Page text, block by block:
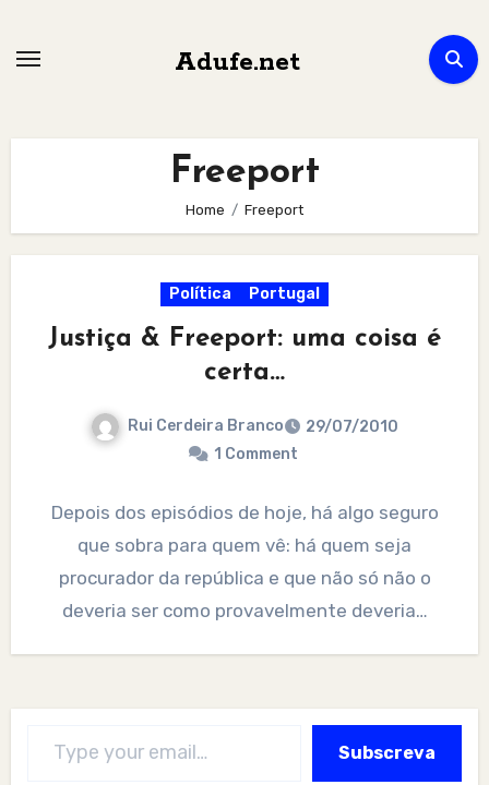
Adufe.net
Freeport
Home Freeport
Política Portugal
Justiça & Freeport: uma coisa é
certa…
Rui Cerdeira Branco
29/07/2010
1 Comment
Depois dos episódios de hoje, há algo seguro
que sobra para quem vê: há quem seja
procurador da república e que não só não o
deveria ser como provavelmente deveria…
Subscreva